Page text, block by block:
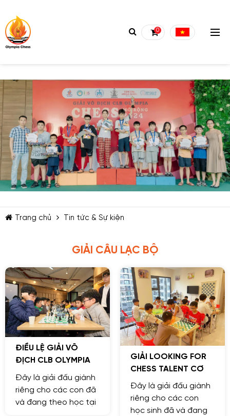
0
TIẾP TỤC MUA HÀNG
Trang chủ Tin tức & Sự kiện
GIẢI CÂU LẠC BỘ
ĐIỀU LỆ GIẢI VÔ
ĐỊCH CLB OLYMPIA
CHESS LẦN VII NĂM
2025.
Đây là giải đấu giành
riêng cho các con đã
và đang theo học tại
GIẢI LOOKING FOR
CHESS TALENT CƠ
SỞ OCEAN PARK
THÁNG 10 NĂM 2024
Đây là giải đấu giành
riêng cho các con
học sinh đã và đang